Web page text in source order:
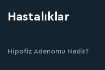
Hastalıklar
Hipofiz Adenomu Nedir?